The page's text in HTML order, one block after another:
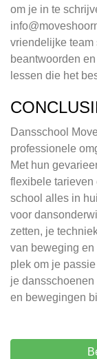
om je in te
vriendelijke team
beantwoorden
lessen die het
Dansschool
professionele
Met hun
flexibele tarieven
school alles in
voor
zetten, je
van beweging
plek om je
je
en bewegingen